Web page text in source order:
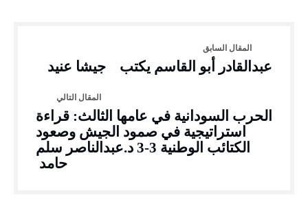
عبدالقادر أبو القاسم يكتب جيشا عنيد
الحرب السودانية في عامها الثالث: قراءة
استراتيجية في صمود الجيش وصعود
الكتائب الوطنية 3-3 د.عبدالناصر سلم
حامد